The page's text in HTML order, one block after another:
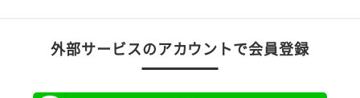
外部サービスのアカウントで会員登録